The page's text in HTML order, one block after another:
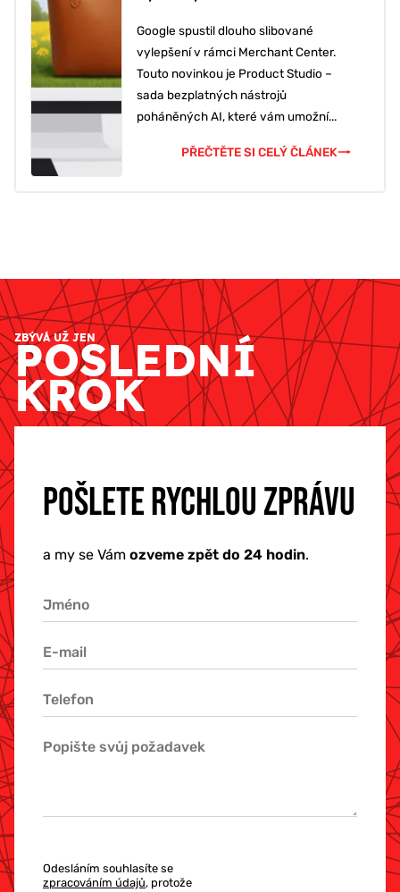
Google spustil dlouho slibované
vylepšení v rámci Merchant Center.
Touto novinkou je Product Studio –
sada bezplatných nástrojů
poháněných AI, které vám umožní...
PŘEČTĚTE SI CELÝ ČLÁNEK
ZBÝVÁ UŽ JEN
POSLEDNÍ
KROK
POŠLETE RYCHLOU ZPRÁVU
a my se Vám ozveme zpět do 24 hodin.
Odesláním souhlasíte se
zpracováním údajů, protože